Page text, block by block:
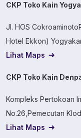
CKP Toko Kain
Jl. HOS
Hotel Ekkon)
Lihat Maps
CKP Toko Kain
Kompleks Pertokoan
No.26,Pemecutan
Lihat Maps